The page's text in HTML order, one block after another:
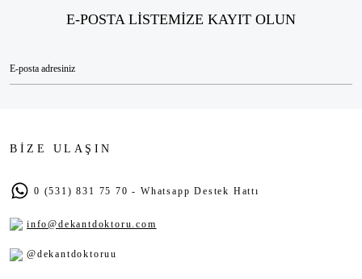
E-POSTA LİSTEMİZE KAYIT OLUN
BİZE ULAŞIN
0 (531) 831 75 70 - Whatsapp Destek Hattı
info@dekantdoktoru.com
@dekantdoktoruu